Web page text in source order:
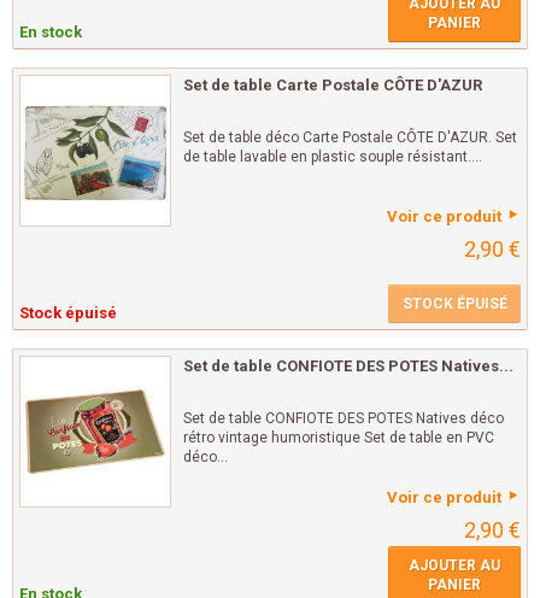
En stock
AJOUTER AU
PANIER
Set de table Carte Postale CÔTE D'AZUR
Set de table déco Carte Postale CÔTE D'AZUR. Set
de table lavable en plastic souple résistant....
Voir ce produit
2,90 €
Stock épuisé STOCK ÉPUISÉ
Set de table CONFIOTE DES POTES Natives...
Set de table CONFIOTE DES POTES Natives déco
rétro vintage humoristique Set de table en PVC
déco...
Voir ce produit
2,90 €
En stock
AJOUTER AU
PANIER